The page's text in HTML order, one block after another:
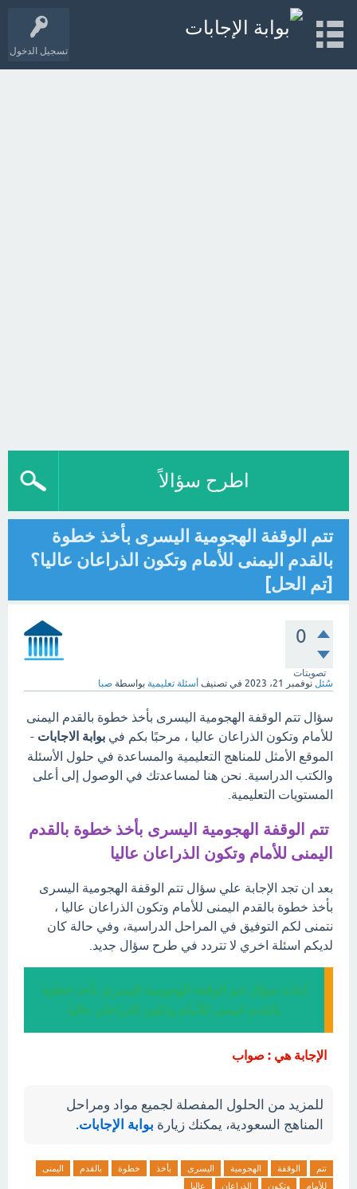
تسجيل الدخول
اطرح سؤالاً
تتم الوقفة الهجومية اليسرى بأخذ خطوة
بالقدم اليمنى للأمام وتكون الذراعان عاليا؟
[تم الحل]
0
تصويتات
سُئل نوفمبر 21، 2023 في تصنيف أسئلة تعليمية بواسطة صبا
سؤال تتم الوقفة الهجومية اليسرى بأخذ خطوة بالقدم اليمنى
للأمام وتكون الذراعان عاليا ، مرحبًا بكم في بوابة الاجابات -
الموقع الأمثل للمناهج التعليمية والمساعدة في حلول الأسئلة
والكتب الدراسية. نحن هنا لمساعدتك في الوصول إلى أعلى
المستويات التعليمية.
تتم الوقفة الهجومية اليسرى بأخذ خطوة بالقدم
اليمنى للأمام وتكون الذراعان عاليا
بعد ان تجد الإجابة علي سؤال تتم الوقفة الهجومية اليسرى
بأخذ خطوة بالقدم اليمنى للأمام وتكون الذراعان عاليا ،
نتمنى لكم التوفيق في المراحل الدراسية، وفي حالة كان
لديكم اسئلة اخري لا تتردد في طرح سؤال جديد.
إجابة سؤال تتم الوقفة الهجومية اليسرى بأخذ خطوة
بالقدم اليمنى للأمام وتكون الذراعان عاليا
الإجابة هي : صواب
للمزيد من الحلول المفصلة لجميع مواد ومراحل
المناهج السعودية، يمكنك زيارة بوابة الإجابات.
تتم الوقفة الهجومية اليسرى بأخذ خطوة بالقدم
اليمنى
للأمام
وتكون الذراعان عاليا